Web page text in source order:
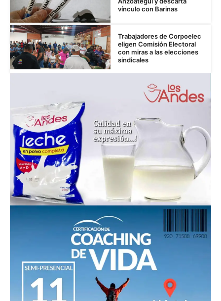
vínculo con Barinas
Trabajadores de Corpoelec
eligen Comisión Electoral
con miras a las elecciones
sindicales